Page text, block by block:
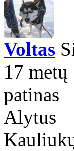
Voltas
17 metų
patinas
Alytus